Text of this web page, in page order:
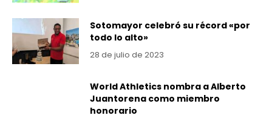
Sotomayor celebró su récord «por
todo lo alto»
28 de julio de 2023
World Athletics nombra a Alberto
Juantorena como miembro
honorario